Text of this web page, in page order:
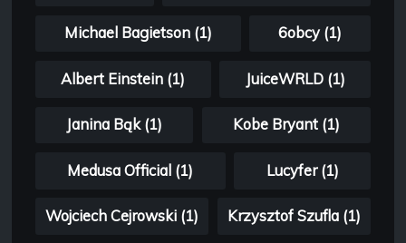
Michael Bagietson (1) 6obcy (1)
Albert Einstein (1) JuiceWRLD (1)
Janina Bąk (1) Kobe Bryant (1)
Medusa Official (1) Lucyfer (1)
Wojciech Cejrowski (1) Krzysztof Szufla (1)